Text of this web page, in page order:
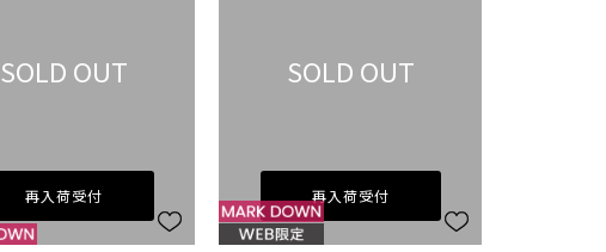
SOLD OUT
再入荷受付
SOLD OUT
再入荷受付